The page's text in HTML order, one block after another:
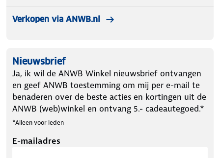
Verkopen via ANWB.nl
Nieuwsbrief
Ja, ik wil de ANWB Winkel nieuwsbrief ontvangen
en geef ANWB toestemming om mij per e-mail te
benaderen over de beste acties en kortingen uit de
ANWB (web)winkel en ontvang 5.- cadeautegoed.*
*Alleen voor leden
E-mailadres